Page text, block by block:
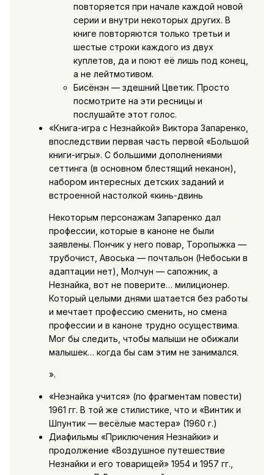
повторяется при начале каждой новой
серии и внутри некоторых других. В
книге повторяются только третьи и
шестые строки каждого из двух
куплетов, да и поют её лишь под конец,
а не лейтмотивом.
Бисёнэн — здешний Цветик. Просто
посмотрите на эти ресницы и
послушайте этот голос.
«Книга-игра с Незнайкой» Виктора Запаренко,
впоследствии первая часть первой «Большой
книги-игры». С большими дополнениями
сеттинга (в основном блестящий неканон),
набором интересных детских заданий и
встроенной настолкой «кинь-двинь
Некоторым персонажам Запаренко дал
профессии, которые в каноне не были
заявлены. Пончик у него повар, Торопыжка —
трубочист, Авоська — почтальон (Небоськи в
адаптации нет), Молчун — сапожник, а
Незнайка, вот не поверите… милиционер.
Который целыми днями шатается без работы
и мечтает профессию сменить, но смена
профессии и в каноне трудно осуществима.
Мог бы следить, чтобы малыши не обижали
малышек… когда бы сам этим не занимался.
».
«Незнайка учится» (по фрагментам повести)
1961 гг. В той же стилистике, что и «Винтик и
Шпунтик — весёлые мастера» (1960 г.)
Диафильмы «Приключения Незнайки» и
продолжение «Воздушное путешествие
Незнайки и его товарищей» 1954 и 1957 гг.,